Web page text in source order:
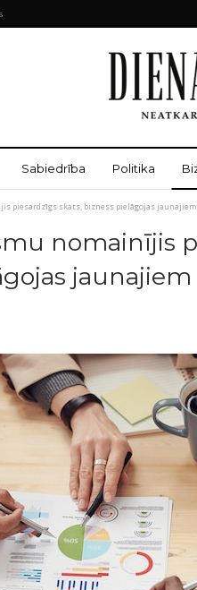
Sabiedrība Politika
piesardzīgs skats, bizness pielāgojas
nomainījis